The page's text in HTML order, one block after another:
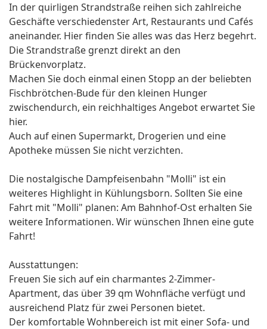
In der quirligen Strandstraße reihen sich zahlreiche
Geschäfte verschiedenster Art, Restaurants und Cafés
aneinander. Hier finden Sie alles was das Herz begehrt.
Die Strandstraße grenzt direkt an den
Brückenvorplatz.
Machen Sie doch einmal einen Stopp an der beliebten
Fischbrötchen-Bude für den kleinen Hunger
zwischendurch, ein reichhaltiges Angebot erwartet Sie
hier.
Auch auf einen Supermarkt, Drogerien und eine
Apotheke müssen Sie nicht verzichten.
Die nostalgische Dampfeisenbahn "Molli" ist ein
weiteres Highlight in Kühlungsborn. Sollten Sie eine
Fahrt mit "Molli" planen: Am Bahnhof-Ost erhalten Sie
weitere Informationen. Wir wünschen Ihnen eine gute
Fahrt!
Ausstattungen:
Freuen Sie sich auf ein charmantes 2-Zimmer-
Apartment, das über 39 qm Wohnfläche verfügt und
ausreichend Platz für zwei Personen bietet.
Der komfortable Wohnbereich ist mit einer Sofa- und